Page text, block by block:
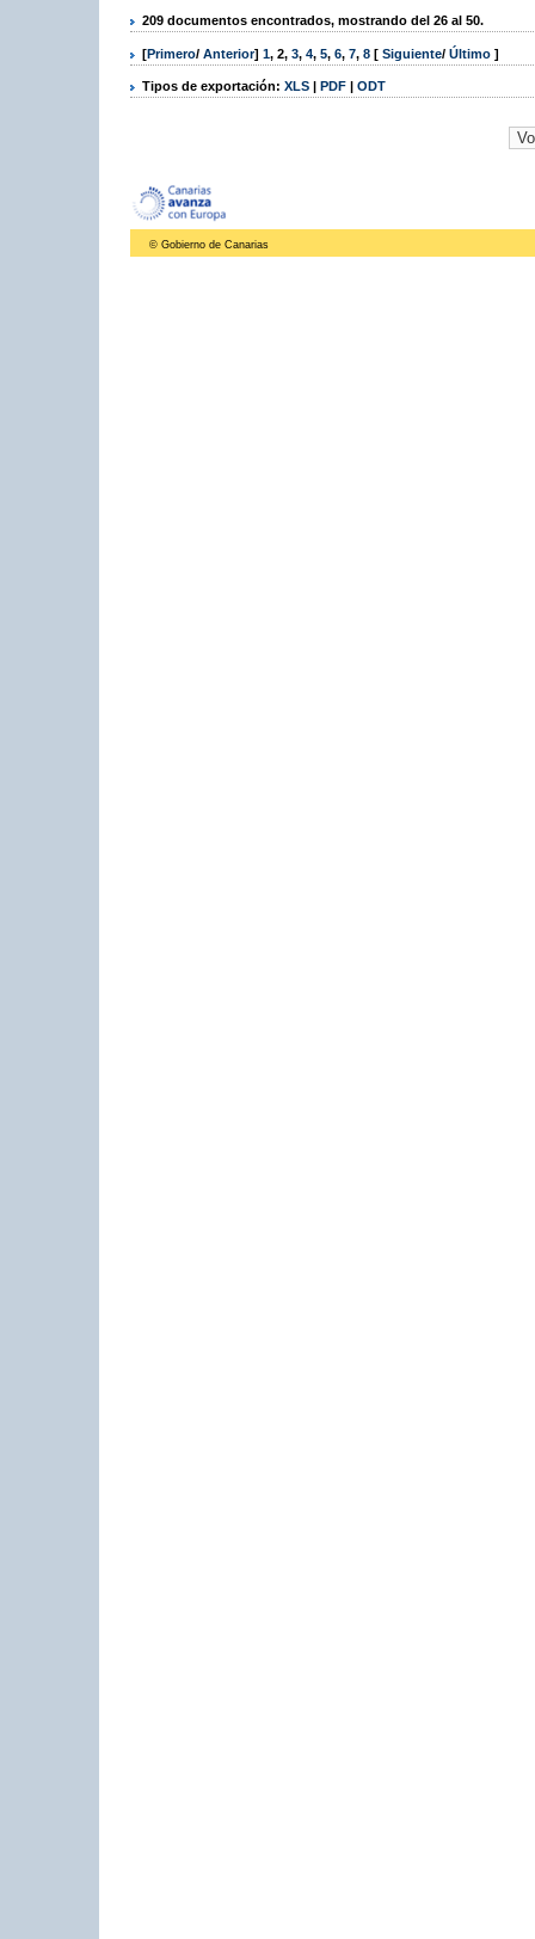
209 documentos encontrados, mostrando del 26 al 50.
[Primero/ Anterior] 1, 2, 3, 4, 5, 6, 7, 8 [ Siguiente/ Último ]
Tipos de exportación: XLS | PDF | ODT
© Gobierno de Canarias